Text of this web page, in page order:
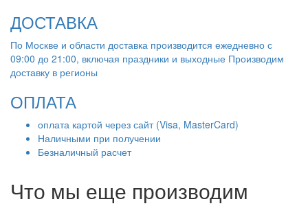
ДОСТАВКА
По Москве и области доставка производится ежедневно с
09:00 до 21:00, включая праздники и выходные Производим
доставку в регионы
ОПЛАТА
оплата картой через сайт (Visa, MasterCard)
Наличными при получении
Безналичный расчет
Что мы еще производим